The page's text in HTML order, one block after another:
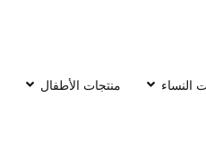
النساء منتجات الأطفال